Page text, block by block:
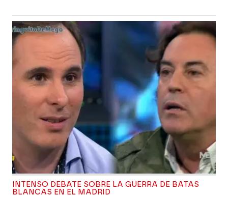
INTENSO DEBATE SOBRE LA GUERRA DE BATAS
BLANCAS EN EL MADRID